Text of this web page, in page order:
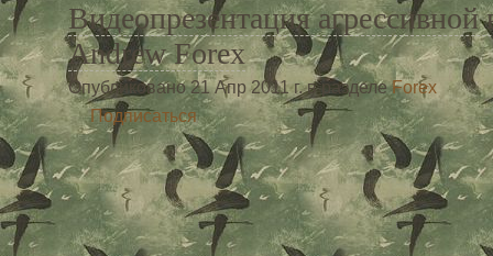
Видеопрезентация
Andrew Forex
Опубликовано 21 Апр 2011 г. в разделеForex
Подписаться